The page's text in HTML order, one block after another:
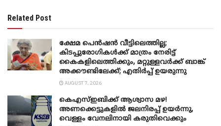
Related Post
ക്ഷേമ പെൻഷൻ വീട്ടിലെത്തില്ല;
കിടപ്പുരോഗികൾക്ക് മാത്രം നേരിട്ട്
കൈകളിലെത്തിക്കും, മറ്റുള്ളവർക്ക് ബാങ്ക്
അക്കൗണ്ടിലേക്ക്; എതിർപ്പ് ഉയരുന്നു
AUGUST 7, 2026
കെഎസ്ഇബിക്ക് ആശ്വാസ മഴ!
അണക്കെട്ടുകളിൽ ജലനിരപ്പ് ഉയർന്നു,
വെള്ളം വേനലിനായി കരുതിവെക്കും